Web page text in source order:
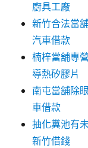
廚具工廠
新竹合法當
汽車借款
楠梓當舖專
導熱矽膠片
南屯當舖除
車借款
抽化糞池有
新竹借錢